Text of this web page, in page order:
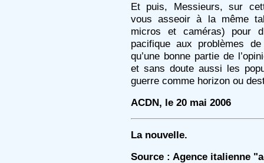
Et puis, Messieurs, sur
vous asseoir à la même
micros et caméras) pour
pacifique aux problèmes
qu’une bonne partie de
et sans doute aussi les
guerre comme horizon ou
ACDN, le 20 mai 2006
La nouvelle.
Source : Agence italienne